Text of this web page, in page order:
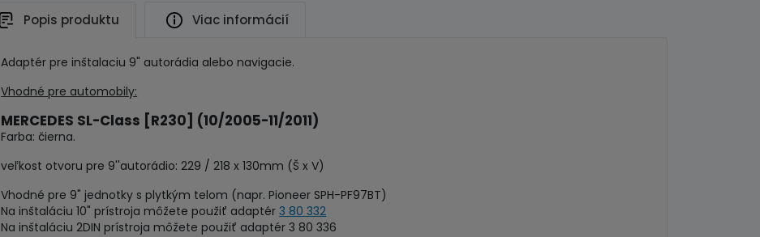
Popis produktu Viac informácií
Adaptér pre inštalaciu 9" autorádia alebo navigacie.
Vhodné pre automobily:
MERCEDES SL-Class [R230] (10/2005-11/2011)
Farba: čierna.
veľkost otvoru pre 9''autorádio: 229 / 218 x 130mm (Š x V)
Vhodné pre 9" jednotky s plytkým telom (napr. Pioneer SPH-PF97BT)
Na inštaláciu 10" prístroja môžete použiť adaptér3 80 332
Na inštaláciu 2DIN prístroja môžete použiť adaptér 3 80 336